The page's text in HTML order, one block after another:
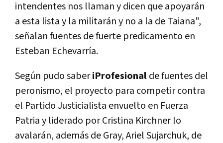
intendentes nos llaman y dicen que apoyarán
a esta lista y la militarán y no a la de Taiana",
señalan fuentes de fuerte predicamento en
Esteban Echevarría.
Según pudo saberiProfesionalde fuentes del
peronismo, el proyecto para competir contra
el Partido Justicialista envuelto en Fuerza
Patria y liderado por Cristina Kirchner lo
avalarán, además de Gray, Ariel Sujarchuk, de